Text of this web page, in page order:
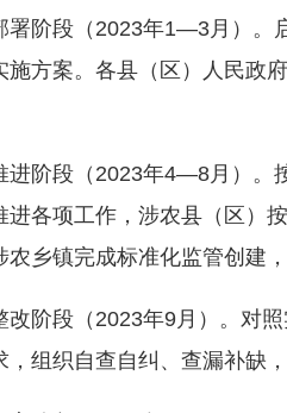
段（2023年1—3月）。
施方案。各县（区）人民政
段（2023年4—8月）。
进各项工作，涉农县（区）
农乡镇完成标准化监管创建
段（2023年9月）。对照
，组织自查自纠、查漏补缺